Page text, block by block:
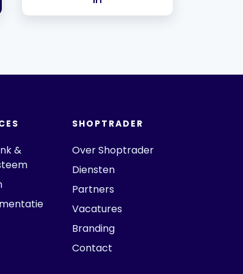
&
SHOPTRADER
Over Shoptrader
Diensten
Partners
Vacatures
Branding
Contact